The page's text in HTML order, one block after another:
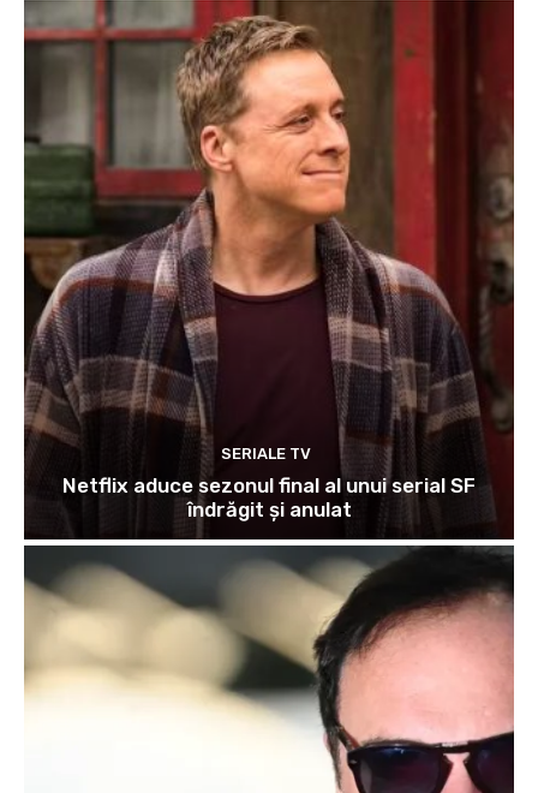
SERIALE TV
Netflix aduce sezonul final al unui serial SF
îndrăgit și anulat